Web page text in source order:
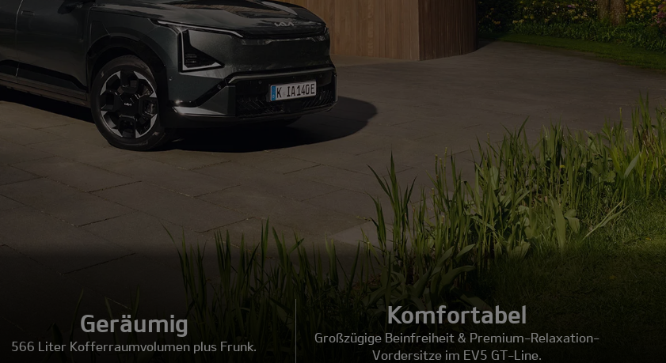
Geräumig
566 Liter Kofferraumvolumen plus Frunk.
Komfortabel
Großzügige Beinfreiheit & Premium-Relaxation-
Vordersitze im EV5 GT-Line.